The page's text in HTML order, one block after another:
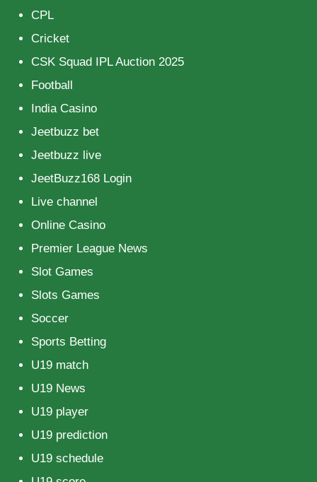
CPL
Cricket
CSK Squad IPL Auction 2025
Football
India Casino
Jeetbuzz bet
Jeetbuzz live
JeetBuzz168 Login
Live channel
Online Casino
Premier League News
Slot Games
Slots Games
Soccer
Sports Betting
U19 match
U19 News
U19 player
U19 prediction
U19 schedule